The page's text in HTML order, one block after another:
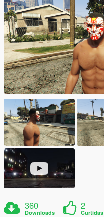
360
Downloads
2
Curtidas